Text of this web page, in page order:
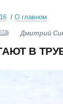
О главном
Дмитрий
В